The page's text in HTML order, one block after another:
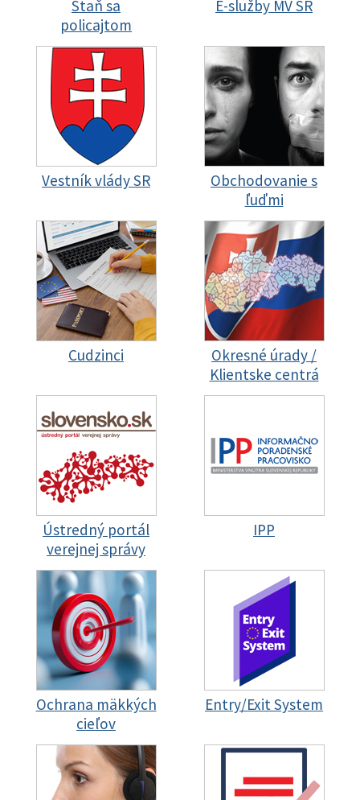
Staň sa
policajtom
E-služby MV SR
Vestník vlády SR
Obchodovanie s
ľuďmi
Cudzinci
Okresné úrady /
Klientske centrá
Ústredný portál
verejnej správy
IPP
Ochrana mäkkých
cieľov
Entry/Exit System